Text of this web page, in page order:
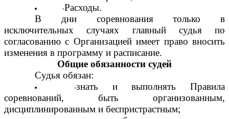
Расходы.
В дни соревнования только в
исключительных случаях главный судья по
согласованию с Организацией имеет право вносить
изменения в программу и расписание.
Общие обязанности судей
Судья обязан:
знать и выполнять Правила
соревнований, быть организованным,
дисциплинированным и беспристрастным;